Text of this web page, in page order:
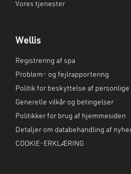
Vores tjenester
Wellis
Registrering af spa
Problem- og fejlrapportering
Politik for beskyttelse af
Generelle vilkår og betingelser
Politikker for brug af hjemmesiden
Detaljer om databehandling af
COOKIE-ERKLÆRING